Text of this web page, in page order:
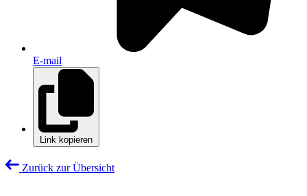
E-mail
Link kopieren
Zurück zur Übersicht